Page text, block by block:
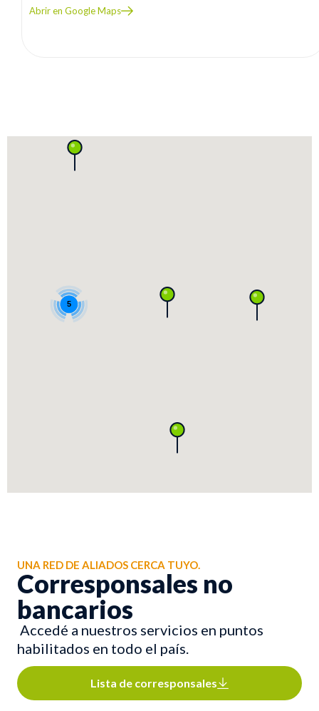
Abrir en Google Maps
5
UNA RED DE ALIADOS CERCA TUYO.
Corresponsales no
bancarios
Accedé a nuestros servicios en puntos
habilitados en todo el país.
Lista de corresponsales